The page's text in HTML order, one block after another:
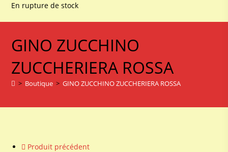
En rupture de stock
GINO ZUCCHINO
ZUCCHERIERA ROSSA
> Boutique > GINO ZUCCHINO ZUCCHERIERA ROSSA
Produit précédent